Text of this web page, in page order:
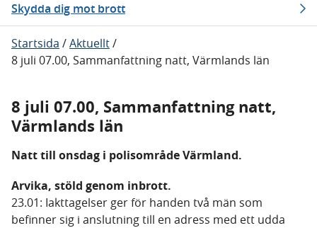
Skydda dig mot brott
Startsida /Aktuellt/
8 juli 07.00, Sammanfattning natt, Värmlands län
8 juli 07.00, Sammanfattning natt,
Värmlands län
Natt till onsdag i polisområde Värmland.
Arvika, stöld genom inbrott.
23.01: Iakttagelser ger för handen två män som
befinner sig i anslutning till en adress med ett udda